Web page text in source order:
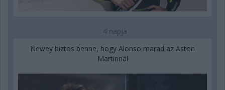
4 napja
Newey biztos benne, hogy Alonso marad az Aston
Martinnál